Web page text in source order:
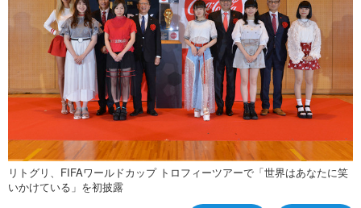
リトグリ、FIFAワールドカップ トロフィーツアーで「世界はあなたに笑
いかけている」を初披露